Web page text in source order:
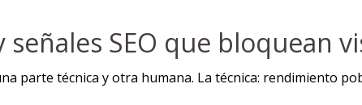
señales SEO que bloquean
parte técnica y otra humana. La técnica: rendimiento